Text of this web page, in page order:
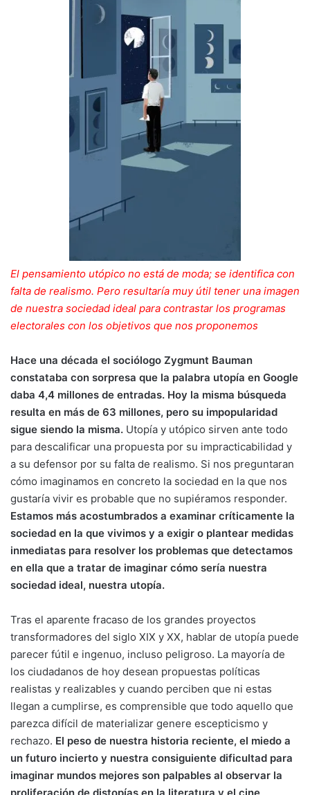
El pensamiento utópico no está de moda; se identifica con
falta de realismo. Pero resultaría muy útil tener una imagen
de nuestra sociedad ideal para contrastar los programas
electorales con los objetivos que nos proponemos
Hace una década el sociólogo Zygmunt Bauman
constataba con sorpresa que la palabra utopía en Google
daba 4,4 millones de entradas. Hoy la misma búsqueda
resulta en más de 63 millones, pero su impopularidad
sigue siendo la misma. Utopía y utópico sirven ante todo
para descalificar una propuesta por su impracticabilidad y
a su defensor por su falta de realismo. Si nos preguntaran
cómo imaginamos en concreto la sociedad en la que nos
gustaría vivir es probable que no supiéramos responder.
Estamos más acostumbrados a examinar críticamente la
sociedad en la que vivimos y a exigir o plantear medidas
inmediatas para resolver los problemas que detectamos
en ella que a tratar de imaginar cómo sería nuestra
sociedad ideal, nuestra utopía.
Tras el aparente fracaso de los grandes proyectos
transformadores del siglo XIX y XX, hablar de utopía puede
parecer fútil e ingenuo, incluso peligroso. La mayoría de
los ciudadanos de hoy desean propuestas políticas
realistas y realizables y cuando perciben que ni estas
llegan a cumplirse, es comprensible que todo aquello que
parezca difícil de materializar genere escepticismo y
rechazo. El peso de nuestra historia reciente, el miedo a
un futuro incierto y nuestra consiguiente dificultad para
imaginar mundos mejores son palpables al observar la